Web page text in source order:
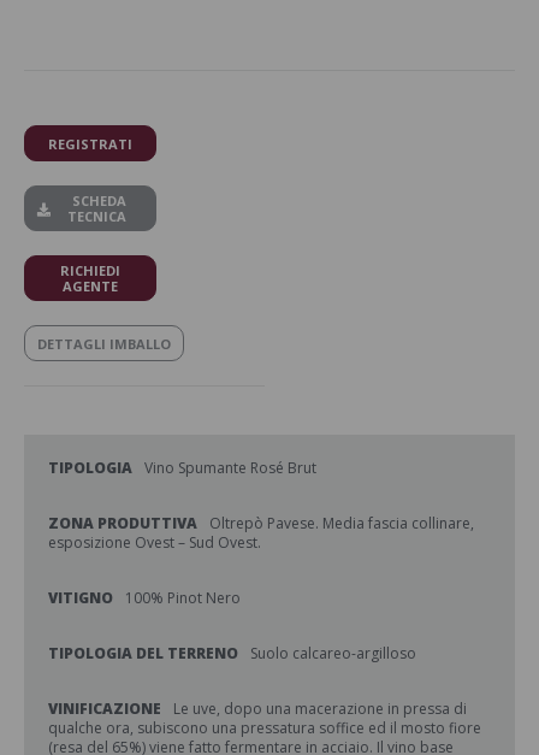
REGISTRATI
SCHEDA
TECNICA
RICHIEDI
AGENTE
DETTAGLI IMBALLO
TIPOLOGIA Vino Spumante Rosé Brut
ZONA PRODUTTIVA
Oltrepò Pavese. Media fascia collinare,
esposizione Ovest – Sud Ovest.
VITIGNO 100% Pinot Nero
TIPOLOGIA DEL TERRENO Suolo calcareo-argilloso
VINIFICAZIONE
Le uve, dopo una macerazione in pressa di
qualche ora, subiscono una pressatura soffice ed il mosto fiore
(resa del 65%) viene fatto fermentare in acciaio. Il vino base